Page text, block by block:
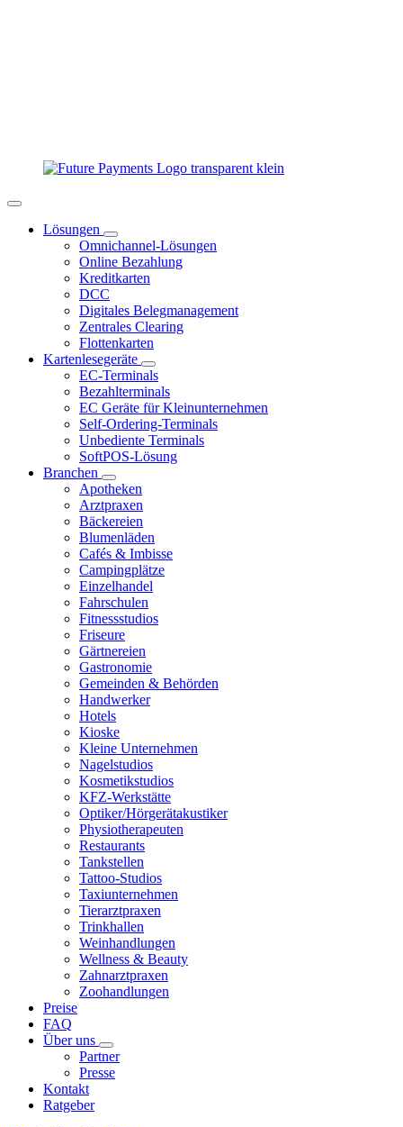
Lösungen
Omnichannel-Lösungen
Online Bezahlung
Kreditkarten
DCC
Digitales Belegmanagement
Zentrales Clearing
Flottenkarten
Kartenlesegeräte
EC-Terminals
Bezahlterminals
EC Geräte für Kleinunternehmen
Self-Ordering-Terminals
Unbediente Terminals
SoftPOS-Lösung
Branchen
Apotheken
Arztpraxen
Bäckereien
Blumenläden
Cafés & Imbisse
Campingplätze
Einzelhandel
Fahrschulen
Fitnessstudios
Friseure
Gärtnereien
Gastronomie
Gemeinden & Behörden
Handwerker
Hotels
Kioske
Kleine Unternehmen
Nagelstudios
Kosmetikstudios
KFZ-Werkstätte
Optiker/Hörgerätakustiker
Physiotherapeuten
Restaurants
Tankstellen
Tattoo-Studios
Taxiunternehmen
Tierarztpraxen
Trinkhallen
Weinhandlungen
Wellness & Beauty
Zahnarztpraxen
Zoohandlungen
Preise
FAQ
Über uns
Partner
Presse
Kontakt
Ratgeber